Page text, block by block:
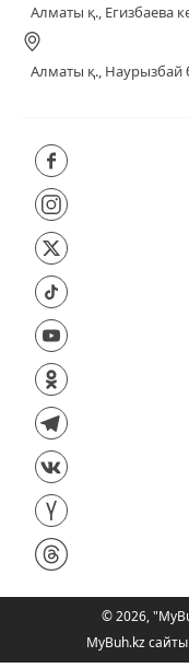
Алматы қ., Егизбаева
Алматы қ., Наурызбай
©2026,
MyBuh.kz